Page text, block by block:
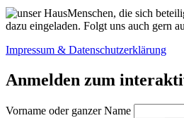
Menschen, die sich
dazu eingeladen. Folgt uns auch gern
Impressum & Datenschutzerklärung
Anmelden zum
Vorname oder ganzer Name